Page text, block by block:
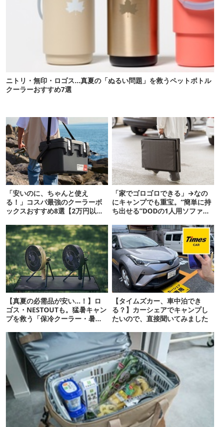
ニトリ・無印・ロゴス…真夏の「ぬるい問題」を救うペットボトル
クーラーおすすめ7選
「安いのに、ちゃんと使え
る！」コスパ最強のクーラーボ
ックスおすすめ8選【2万円以
「家でゴロゴロできる」→なの
にキャンプでも重宝。“簡単に持
ち出せる”DODの1人用ソファが
【真夏の必需品が安い…！】ロ
ゴス・NESTOUTも。猛暑キャン
プを救う「保冷クーラー・暑さ
【タイムズカー、車中泊でき
る？】カーシェアでキャンプし
たいので、直接聞いてみました